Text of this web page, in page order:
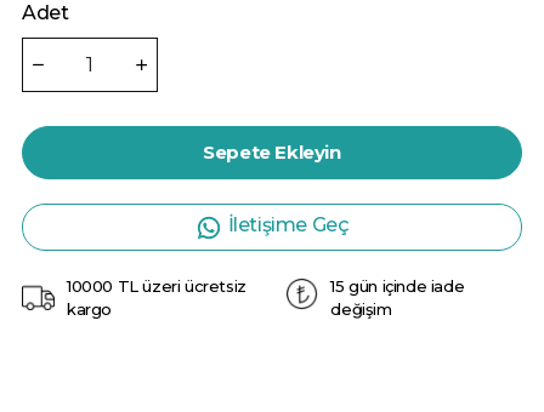
Adet
Sepete Ekleyin
İletişime Geç
10000 TL üzeri ücretsiz
kargo
15 gün içinde iade
değişim